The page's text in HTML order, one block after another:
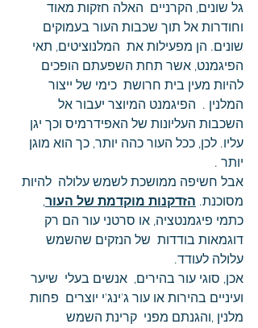
גל שונים, הקרניים  האלה חזקות מאוד
וחודרות אל תוך שכבות העור בעמוקים
שונים. הן מפעילות את  המלנוציטים, תאי
הפיגמנט, אשר תחת השפעתם הופכים
להיות מעין בית חרושת  כימי של ייצור
המלנין .  הפיגמנט המיוצר יעבור אל
השכבות העליונות של האפידרמיס וכך יגן
עליו. לכן, ככל העור כהה יותר, כך הוא מוגן
יותר .
אבל חשיפה ממושכת לשמש עלולה  להיות
מסוכנת. הזדקנות מוקדמת של העור,
כתמי פיגמנטציה, או סרטני עור הם רק
דוגמאות בודדות  של הנזקים שהשמש
עלולה לעודד.
אכן, סוגי עור בהירים,  אנשים בעלי  שיער
ועיניים בהירות או עור ג'ינג'י יוצרים  פחות
מלנין ,והגנתם מפני  קרינת השמש